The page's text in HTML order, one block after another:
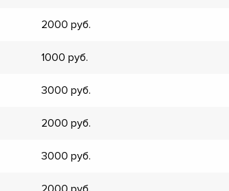
2000
1000
3000
2000
3000